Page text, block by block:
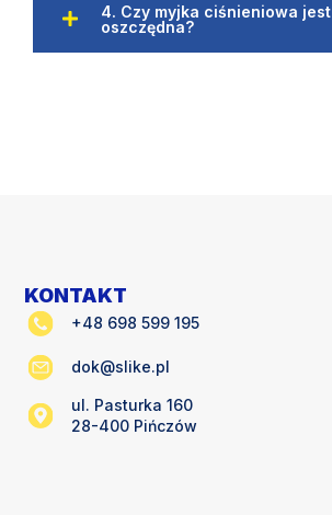
4. Czy myjka ciśnieniowa jest
oszczędna?
KONTAKT
+48 698 599 195
dok@slike.pl
ul. Pasturka 160
28-400 Pińczów